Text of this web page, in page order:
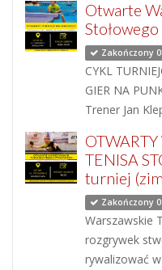
Otwarte
Zakończony
CYKL
GIER NA
Trener Jan
TENISA
turniej
Zakończony
Warszawskie
rozgrywek
rywalizować